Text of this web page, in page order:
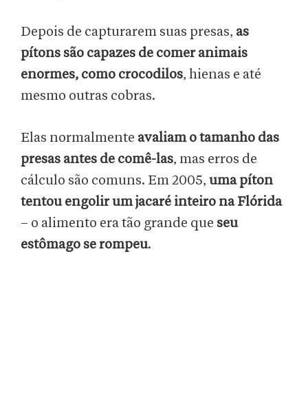
Depois de capturarem suas presas, as
pítons são capazes de comer animais
enormes, como crocodilos, hienas e até
mesmo outras cobras.
Elas normalmente avaliam o tamanho das
presas antes de comê-las, mas erros de
cálculo são comuns. Em 2005, uma píton
tentou engolir um jacaré inteiro na Flórida
– o alimento era tão grande que seu
estômago se rompeu.